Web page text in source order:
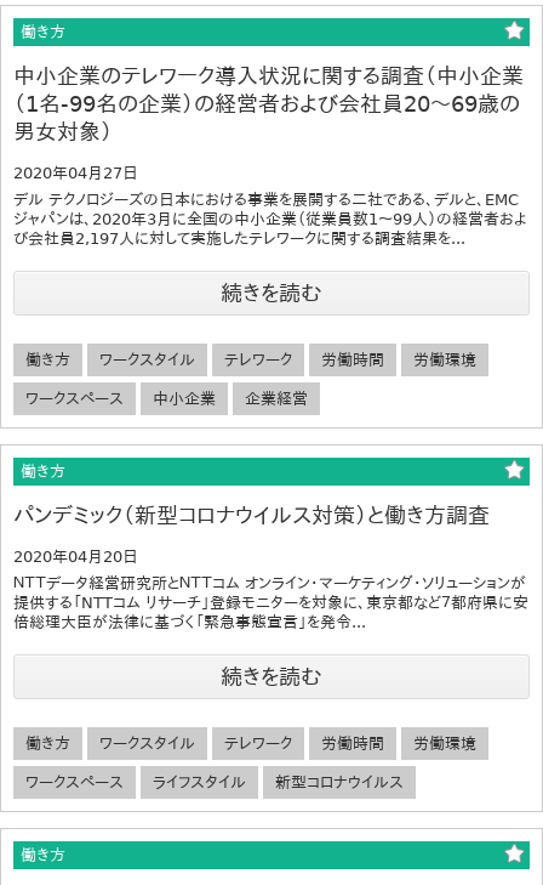
働き方
中小企業のテレワーク導入状況に関する調査（中小企業
（1名-99名の企業）の経営者および会社員20～69歳の
男女対象）
2020年04月27日
デル テクノロジーズの日本における事業を展開する二社である、デルと、EMC
ジャパンは、2020年3月に全国の中小企業（従業員数1～99人）の経営者およ
び会社員2,197人に対して実施したテレワークに関する調査結果を...
続きを読む
働き方 ワークスタイル テレワーク 労働時間 労働環境
ワークスペース 中小企業 企業経営
働き方
パンデミック（新型コロナウイルス対策）と働き方調査
2020年04月20日
ＮＴＴデータ経営研究所とＮＴＴコム オンライン・マーケティング・ソリューションが
提供する「NTTコム リサーチ」登録モニターを対象に、東京都など７都府県に安
倍総理大臣が法律に基づく「緊急事態宣言」を発令...
続きを読む
働き方 ワークスタイル テレワーク 労働時間 労働環境
ワークスペース ライフスタイル 新型コロナウイルス
働き方